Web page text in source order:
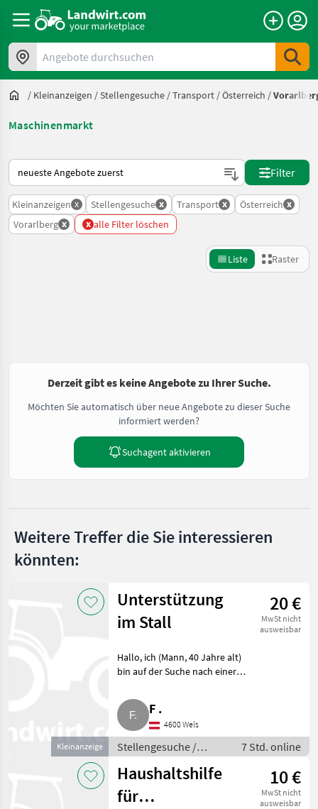
Angebote durchsuchen
/ Kleinanzeigen /Stellengesuche /Transport /Österreich /
Maschinenmarkt
So wird auf Landwirt.com sortiert
Filter
Kleinanzeigen x Stellengesuche x Transport x Österreich x
Vorarlberg x x alle Filter löschen
Liste Raster
Derzeit gibt es keine Angebote zu Ihrer Suche.
Möchten Sie automatisch über neue Angebote zu dieser Suche
informiert werden?
Suchagent aktivieren
Weitere Treffer die Sie interessieren
könnten:
Kleinanzeige
Unterstützung
im Stall
20 €
MwSt nicht
ausweisbar
Hallo, ich (Mann, 40 Jahre alt)
bin auf der Suche nach einer
Schweinen oder Geflügel. Ideal
wären 30 bis 40 %, in der Nähe
von OÖ 4.
F .
4600 Wels
Stellengesuche /
Sonstige
landwirtschaftliche
Tätigkeiten
7 Std. online
Haushaltshilfe
für
10 €
MwSt nicht
ausweisbar